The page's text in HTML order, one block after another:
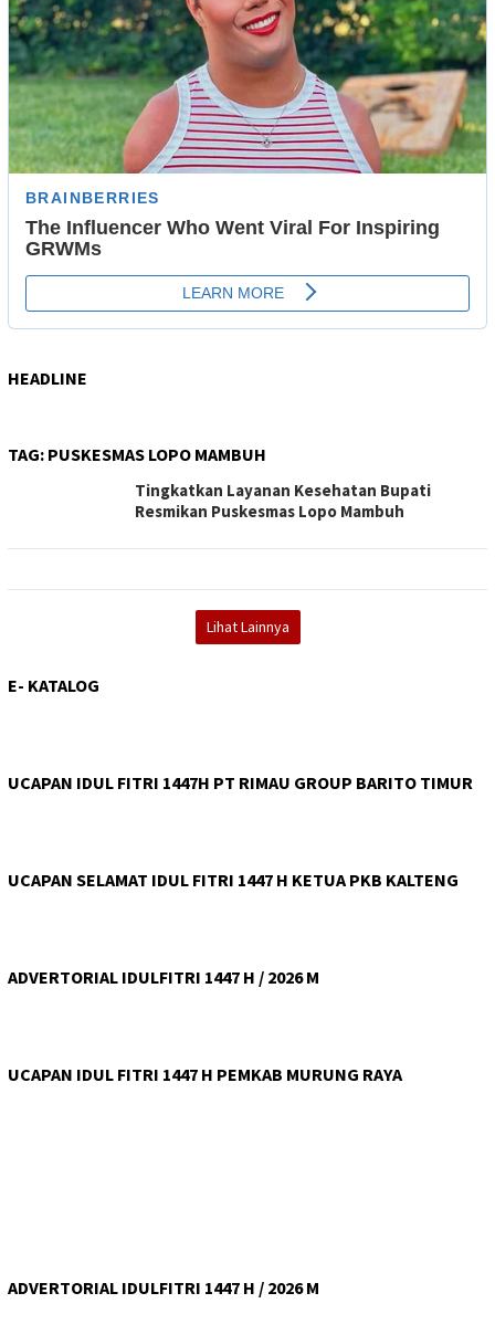
HEADLINE
TAG: PUSKESMAS LOPO MAMBUH
Tingkatkan Layanan Kesehatan Bupati
Resmikan Puskesmas Lopo Mambuh
Lihat Lainnya
E- KATALOG
UCAPAN IDUL FITRI 1447H PT RIMAU GROUP BARITO TIMUR
UCAPAN SELAMAT IDUL FITRI 1447 H KETUA PKB KALTENG
ADVERTORIAL IDULFITRI 1447 H / 2026 M
UCAPAN IDUL FITRI 1447 H PEMKAB MURUNG RAYA
ADVERTORIAL IDULFITRI 1447 H / 2026 M